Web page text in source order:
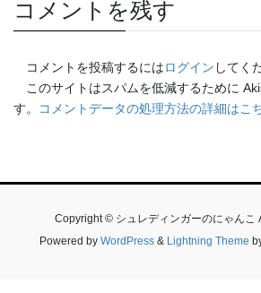
コメントを残す
コメントを投稿するにはログイン してく
このサイトはスパムを低減するために
す。
コメントデータの処理方法の詳細はこ
Copyright © シュレディンガーのにゃんこ
Powered by WordPress& Lightning Theme